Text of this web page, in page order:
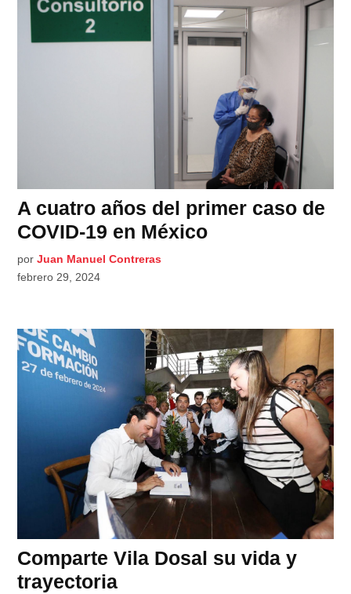
A cuatro años del primer caso de
COVID-19 en México
por Juan Manuel Contreras
febrero 29, 2024
Comparte Vila Dosal su vida y
trayectoria